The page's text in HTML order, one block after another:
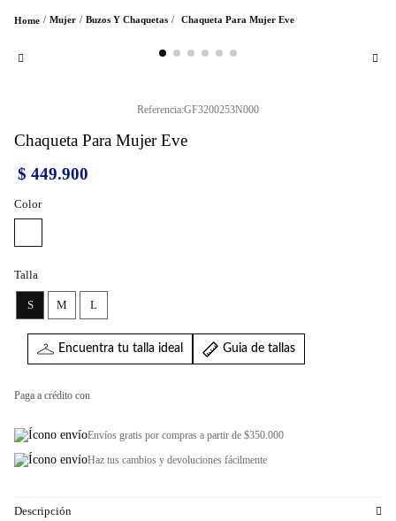
Mujer Buzos Y Chaquetas Chaqueta Para Mujer Eve
Referencia:GF3200253N000
Chaqueta Para Mujer Eve
$ 449.900
Color
Talla
S M L
Encuentra tu talla ideal Guia de tallas
Paga a crédito con
Envíos gratis por compras a partir de $350.000
Haz tus cambios y devoluciones fácilmente
Descripción